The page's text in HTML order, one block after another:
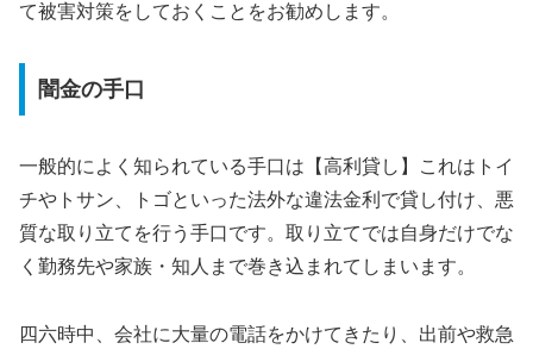
て被害対策をしておくことをお勧めします。
闇金の手口
一般的によく知られている手口は【高利貸し】これはトイ
チやトサン、トゴといった法外な違法金利で貸し付け、悪
質な取り立てを行う手口です。取り立てでは自身だけでな
く勤務先や家族・知人まで巻き込まれてしまいます。
四六時中、会社に大量の電話をかけてきたり、出前や救急